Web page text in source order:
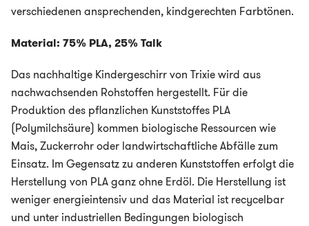
verschiedenen ansprechenden, kindgerechten Farbtönen.
Material: 75% PLA, 25% Talk
Das nachhaltige Kindergeschirr von Trixie wird aus
nachwachsenden Rohstoffen hergestellt. Für die
Produktion des pflanzlichen Kunststoffes PLA
(Polymilchsäure) kommen biologische Ressourcen wie
Mais, Zuckerrohr oder landwirtschaftliche Abfälle zum
Einsatz. Im Gegensatz zu anderen Kunststoffen erfolgt die
Herstellung von PLA ganz ohne Erdöl. Die Herstellung ist
weniger energieintensiv und das Material ist recycelbar
und unter industriellen Bedingungen biologisch